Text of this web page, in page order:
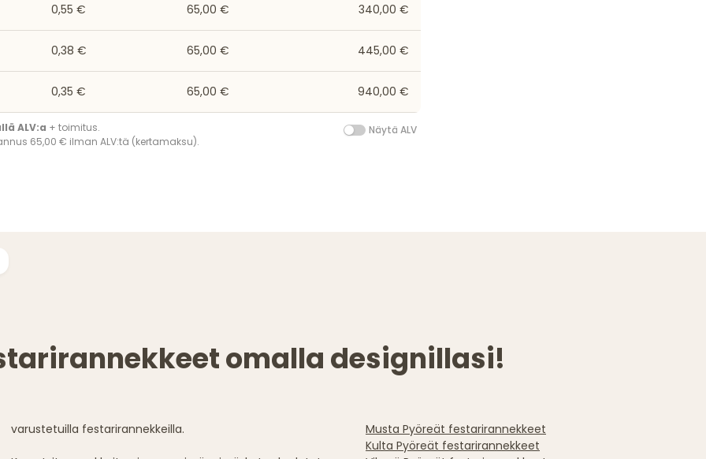
0,55 € 65,00 € 340,00 €
0,38 € 65,00 € 445,00 €
0,35 € 65,00 € 940,00 €
ALV:a + toimitus.
65,00 € ilman ALV:tä (kertamaksu).
Näytä ALV
omalla designillasi!
varustetuilla festarirannekkeilla.
Musta Pyöreät festarirannekkeet
Kulta Pyöreät festarirannekkeet